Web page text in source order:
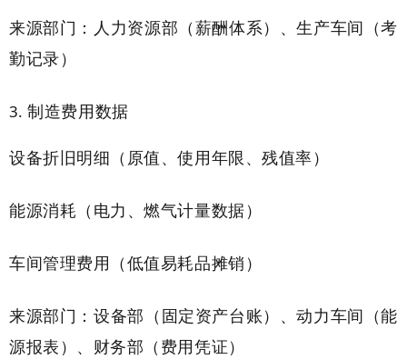
来源部门：人力资源部（薪酬体系）、生产车间（考
勤记录）
制造费用数据
设备折旧明细（原值、使用年限、残值率）
能源消耗（电力、燃气计量数据）
车间管理费用（低值易耗品摊销）
来源部门：设备部（固定资产台账）、动力车间（能
源报表）、财务部（费用凭证）